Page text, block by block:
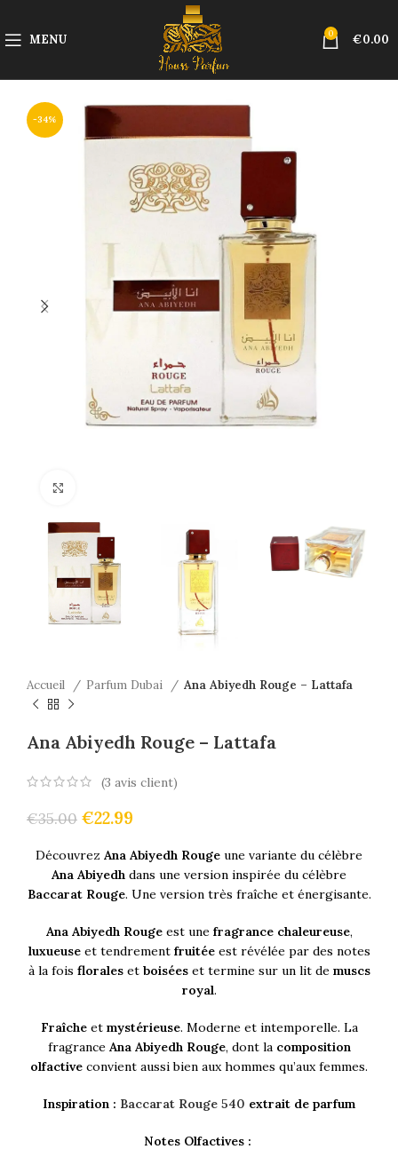
MENU 0 €0.00
-34%
Accueil Parfum Dubai Ana Abiyedh Rouge – Lattafa
Ana Abiyedh Rouge – Lattafa
(3 avis client)
€35.00 €22.99
Découvrez Ana Abiyedh Rouge une variante du célèbre
Ana Abiyedh dans une version inspirée du célèbre
Baccarat Rouge. Une version très fraîche et énergisante.
Ana Abiyedh Rougeest une fragrance chaleureuse,
luxueuseet tendrement fruitéeest révélée par des notes
à la fois floraleset boiséeset termine sur un lit de muscs
royal.
Fraîcheet mystérieuse. Moderne et intemporelle. La
fragrance Ana Abiyedh Rouge, dont la composition
olfactive convient aussi bien aux hommes qu’aux femmes.
Inspiration : Baccarat Rouge 540 extrait de parfum
Notes Olfactives :